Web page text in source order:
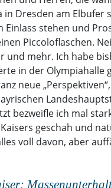
in Dresden am Elbufer
Einlass stehen und
Piccoloflaschen.
und mehr. Ich habe
in der Olympiahalle
neue
bezweifle ich mal
geschah und
voll davon, aber